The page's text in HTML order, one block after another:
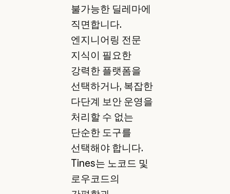
불가능한 딜레마에
직면합니다.
엔지니어링 전문
지식이 필요한
강력한 플랫폼을
선택하거나, 복잡한
다단계 보안 운영을
처리할 수 없는
단순한 도구를
선택해야 합니다.
Tines는 노코드 및
로우코드의